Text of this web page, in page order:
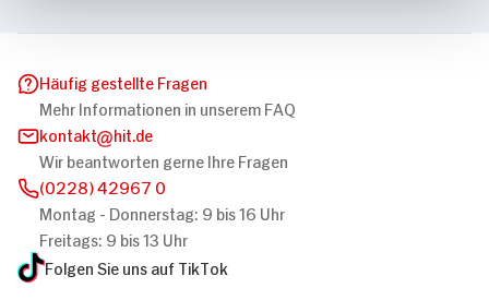
Häufig gestellte Fragen
Mehr Informationen in unserem FAQ
kontakt
hit.de
Wir beantworten gerne Ihre Fragen
(0228) 42967 0
Montag - Donnerstag: 9 bis 16 Uhr
Freitags: 9 bis 13 Uhr
Folgen Sie uns auf TikTok